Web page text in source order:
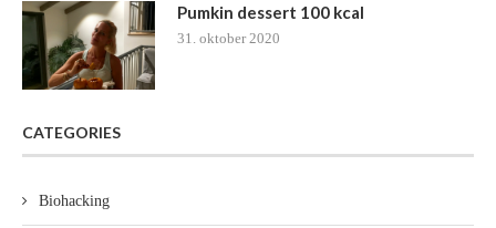
Pumkin dessert 100 kcal
31. oktober 2020
CATEGORIES
Biohacking